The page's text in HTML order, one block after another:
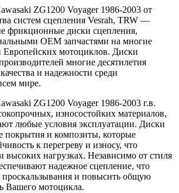
ZG1200 Voyager 1986-2003 от
систем сцепления Vesrah, TRW —
фрикционные диски сцепления,
OEM запчастями на многие
мотоциклов. Диски
многие десятилетия
и надежности среди
мире.
ZG1200 Voyager 1986-2003 г.в.
износостойких материалов,
любые условия эксплуатации. Диски
покрытия и композиты, которые
к перегреву и износу, что
высоких нагрузках. Независимо от стиля
надежное сцепление, что
проскальзывания и повысить общую
Вашего мотоцикла.